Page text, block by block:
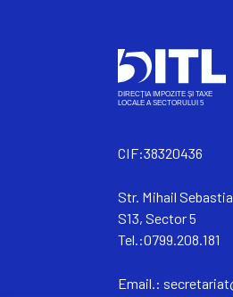
CIF:38320436
Str. Mihail
S13, Sector 5
Tel.:0799.208.181
Email.: